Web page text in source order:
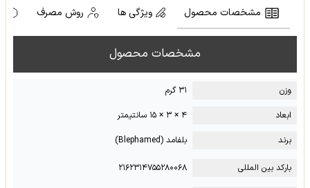
مشخصات محصول ویژگی ها روش مصرف
مشخصات محصول
وزن
۳۱ گرم
ابعاد
۴ × ۳ × ۱۵ سانتیمتر
برند
بلفامد (Blephamed)
بارکد بین المللی ۲۱۶۲۳۱۴۷۵۵۲۸۰۰۶۸